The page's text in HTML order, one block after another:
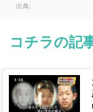
出典:
コチラの記